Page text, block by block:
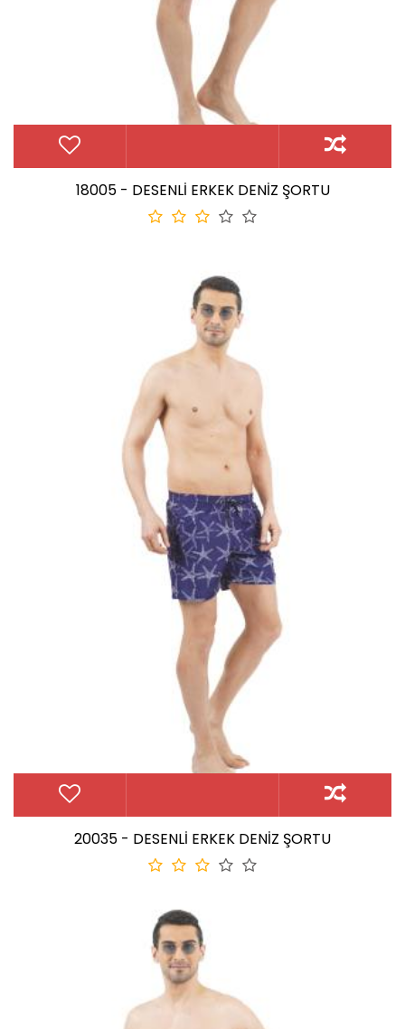
18005 - DESENLİ ERKEK DENİZ ŞORTU
20035 - DESENLİ ERKEK DENİZ ŞORTU